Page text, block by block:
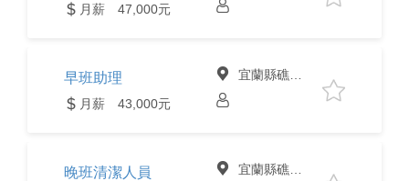
月薪 47,000元
早班助理
月薪 43,000元
宜蘭縣礁溪鄉
晚班清潔人員 宜蘭縣礁溪鄉